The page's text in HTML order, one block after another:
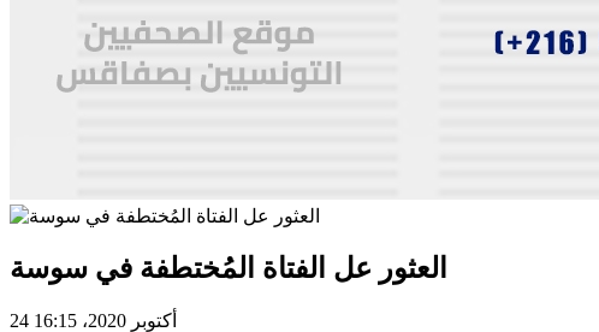
العثور عل الفتاة المُختطفة في سوسة
24 أكتوبر 2020، 16:15